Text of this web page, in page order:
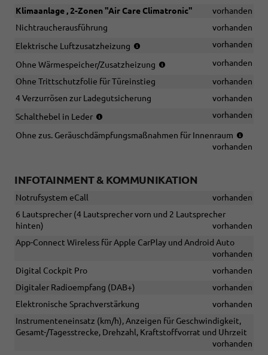
Klimaanlage , 2-Zonen "Air Care Climatronic"
vorhanden
Nichtraucherausführung
vorhanden
Elektrische Luftzusatzheizung
Verbindung
mit
TDI)
vorhanden
Ohne Wärmespeicher/Zusatzheizung
vorhanden
Ohne Trittschutzfolie für Türeinstieg
vorhanden
4 Verzurrösen zur Ladegutsicherung
vorhanden
Schalthebel in Leder
vorhanden
Ohne zus. Geräuschdämpfungsmaßnahmen für Innenraum
in
vorhanden
INFOTAINMENT & KOMMUNIKATION
Notrufsystem eCall
vorhanden
6 Lautsprecher (4 Lautsprecher vorn und 2 Lautsprecher
hinten)
vorhanden
App-Connect Wireless für Apple CarPlay und Android Auto
vorhanden
Digital Cockpit Pro
vorhanden
Digitaler Radioempfang (DAB+)
vorhanden
Elektronische Sprachverstärkung
vorhanden
Instrumenteneinsatz (km/h), Anzeigen für Geschwindigkeit,
Gesamt-/Tagesstrecke, Drehzahl, Kraftstoffvorrat und Uhrzeit
vorhanden